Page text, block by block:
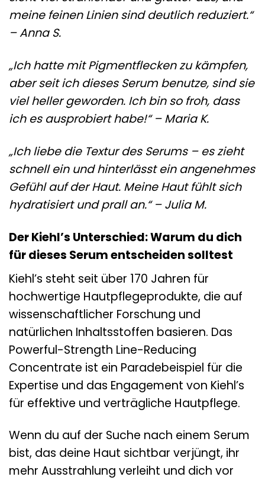
meine feinen Linien sind deutlich reduziert.“
– Anna S.
„Ich hatte mit Pigmentflecken zu kämpfen,
aber seit ich dieses Serum benutze, sind sie
viel heller geworden. Ich bin so froh, dass
ich es ausprobiert habe!“ – Maria K.
„Ich liebe die Textur des Serums – es zieht
schnell ein und hinterlässt ein angenehmes
Gefühl auf der Haut. Meine Haut fühlt sich
hydratisiert und prall an.“ – Julia M.
Der Kiehl’s Unterschied: Warum du dich
für dieses Serum entscheiden solltest
Kiehl’s steht seit über 170 Jahren für
hochwertige Hautpflegeprodukte, die auf
wissenschaftlicher Forschung und
natürlichen Inhaltsstoffen basieren. Das
Powerful-Strength Line-Reducing
Concentrate ist ein Paradebeispiel für die
Expertise und das Engagement von Kiehl’s
für effektive und verträgliche Hautpflege.
Wenn du auf der Suche nach einem Serum
bist, das deine Haut sichtbar verjüngt, ihr
mehr Ausstrahlung verleiht und dich vor